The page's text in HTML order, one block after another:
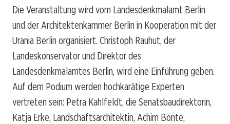
Die Veranstaltung wird vom Landesdenkmalamt Berlin
und der Architektenkammer Berlin in Kooperation mit der
Urania Berlin organisiert. Christoph Rauhut, der
Landeskonservator und Direktor des
Landesdenkmalamtes Berlin, wird eine Einführung geben.
Auf dem Podium werden hochkarätige Experten
vertreten sein: Petra Kahlfeldt, die Senatsbaudirektorin,
Katja Erke, Landschaftsarchitektin, Achim Bonte,